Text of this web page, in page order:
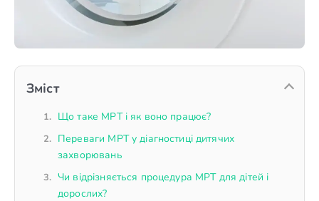
Зміст
Що таке МРТ і як воно працює?
Переваги МРТ у діагностиці дитячих
захворювань
Чи відрізняється процедура МРТ для дітей і
дорослих?